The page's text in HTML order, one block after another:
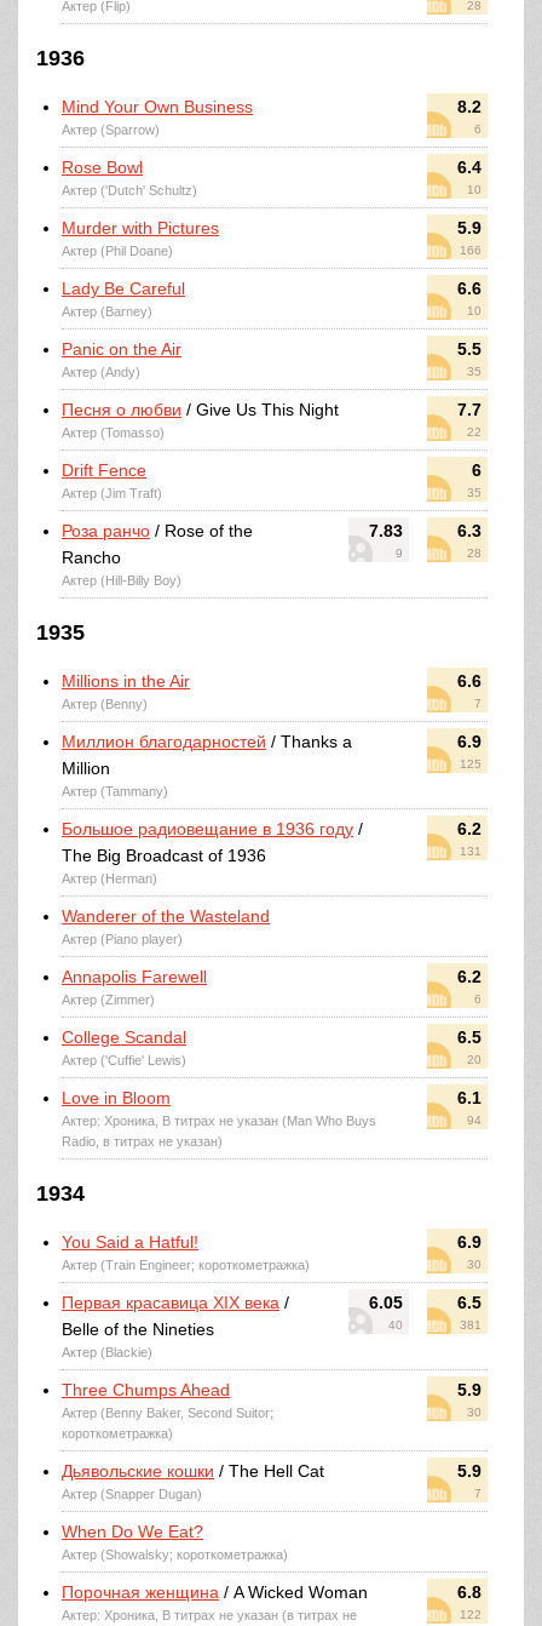
28
Актер (Flip)
1936
8.2
6
Mind Your Own Business
Актер (Sparrow)
6.4
10
Rose Bowl
Актер ('Dutch' Schultz)
5.9
166
Murder with Pictures
Актер (Phil Doane)
6.6
10
Lady Be Careful
Актер (Barney)
5.5
35
Panic on the Air
Актер (Andy)
7.7
22
Песня о любви / Give Us This Night
Актер (Tomasso)
6
35
Drift Fence
Актер (Jim Traft)
7.83
9
6.3
28
Роза ранчо / Rose of the
Rancho
Актер (Hill-Billy Boy)
1935
6.6
7
Millions in the Air
Актер (Benny)
6.9
125
Миллион благодарностей / Thanks a
Million
Актер (Tammany)
6.2
131
Большое радиовещание в 1936 году /
The Big Broadcast of 1936
Актер (Herman)
Wanderer of the Wasteland
Актер (Piano player)
6.2
6
Annapolis Farewell
Актер (Zimmer)
6.5
20
College Scandal
Актер ('Cuffie' Lewis)
6.1
94
Love in Bloom
Актер: Хроника, В титрах не указан (Man Who Buys
Radio, в титрах не указан)
1934
6.9
30
You Said a Hatful!
Актер (Train Engineer; короткометражка)
6.05
40
6.5
381
Первая красавица XIX века /
Belle of the Nineties
Актер (Blackie)
5.9
30
Three Chumps Ahead
Актер (Benny Baker, Second Suitor;
короткометражка)
5.9
7
Дьявольские кошки / The Hell Cat
Актер (Snapper Dugan)
When Do We Eat?
Актер (Showalsky; короткометражка)
6.8
122
Порочная женщина / A Wicked Woman
Актер: Хроника, В титрах не указан (в титрах не